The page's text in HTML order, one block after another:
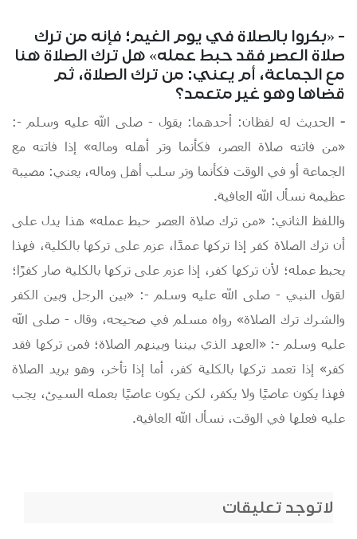
- «بكروا بالصلاة في يوم الغيم؛ فإنه من ترك
صلاة العصر فقد حبط عمله» هل ترك الصلاة هنا
مع الجماعة، أم يعني: من ترك الصلاة، ثم
قضاها وهو غير متعمد؟
- الحديث له لفظان: أحدهما: يقول - صلى الله عليه وسلم -:
«من فاتته صلاة العصر، فكأنما وتر أهله وماله» إذا فاتته مع
الجماعة أو في الوقت فكأنما وتر سلب أهل وماله، يعني: مصيبة
عظيمة نسأل الله العافية.
واللفظ الثاني: «من ترك صلاة العصر حبط عمله» هذا يدل على
أن ترك الصلاة كفر إذا تركها عمدًا، عزم على تركها بالكلية، فهذا
يحبط عمله؛ لأن تركها كفر، إذا عزم على تركها بالكلية صار كفرًا؛
لقول النبي - صلى الله عليه وسلم -: «بين الرجل وبين الكفر
والشرك ترك الصلاة» رواه مسلم في صحيحه، وقال - صلى الله
عليه وسلم -: «العهد الذي بيننا وبينهم الصلاة؛ فمن تركها فقد
كفر» إذا تعمد تركها بالكلية كفر، أما إذا تأخر، وهو يريد الصلاة
فهذا يكون عاصيًا ولا يكفر، لكن يكون عاصيًا بعمله السيئ، يجب
عليه فعلها في الوقت، نسأل الله العافية.
لاتوجد تعليقات